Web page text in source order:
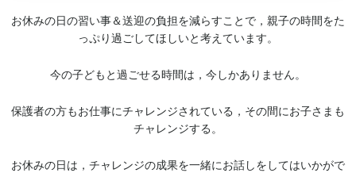
お休みの日の習い事＆送迎の負担を減らすことで，親子の時間をた
っぷり過ごしてほしいと考えています。
今の子どもと過ごせる時間は，今しかありません。
保護者の方もお仕事にチャレンジされている，その間にお子さまも
チャレンジする。
お休みの日は，チャレンジの成果を一緒にお話しをしてはいかがで